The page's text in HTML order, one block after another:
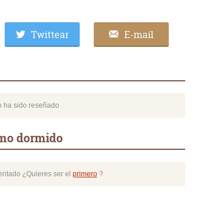
Twittear E-mail
ha sido reseñado
dormido
¿Quieres ser el primero?